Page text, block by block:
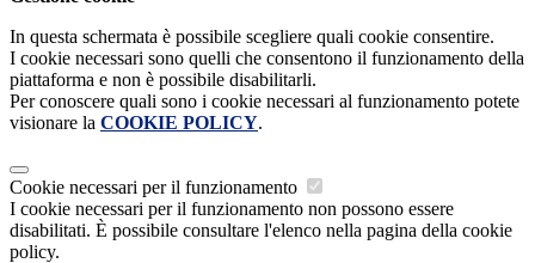
In questa schermata è possibile scegliere quali cookie consentire.
I cookie necessari sono quelli che consentono il funzionamento della
piattaforma e non è possibile disabilitarli.
Per conoscere quali sono i cookie necessari al funzionamento potete
visionare la COOKIE POLICY.
Cookie necessari per il funzionamento
I cookie necessari per il funzionamento non possono essere
disabilitati. È possibile consultare l'elenco nella pagina della cookie
policy.